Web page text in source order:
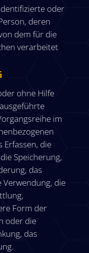
oder
deren
dem für die
verarbeitet
ohne Hilfe
im
Erfassen, die
Speicherung,
das
Verwendung, die
Form der
oder die
das